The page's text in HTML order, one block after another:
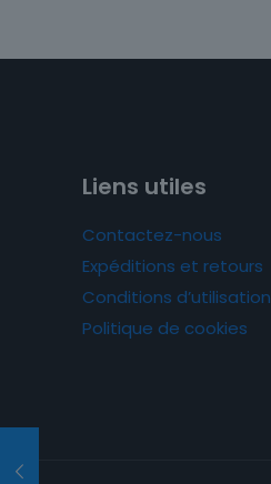
Liens utiles
Contactez-nous
Expéditions et retours
Conditions d’utilisation
Politique de cookies